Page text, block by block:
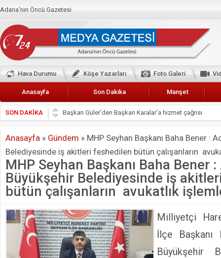
Adana'nın Öncü Gazetesi
Hava Durumu Köşe Yazarları Foto Galeri
Anasayfa Son Dakika Manşet
SON DAKİKA
Başkan Güler’den Başkan Karalar’a hizmet çağrısı
Lokantacılar ve Kebapçılar Esnaf Odası Başkanı Şefik
Hak-İş Abdurrahman Yücel
HDP İL BİNASININ ÖNÜNDE ANNELER TARİH
CEYHAN TİCARET ODASI
Hainler emellerine asla erişemeyecekler
BÖLGEMİZ ÇUKUROVA’DA 2019 YILI PAMUK
İyi Parti Yüreğir İlçe Başkanı Enis Akyürek
Kimyasallardan Koruma Derneği Başkanı Cennet Çelik
Anasayfa » Gündem » MHP Seyhan Başkanı Baha Bener :
Belediyesinde iş akitleri feshedilen bütün çalışanların
MHP Seyhan Başkanı Baha Bener
Büyükşehir Belediyesinde iş
bütün çalışanların avukatlık
Milliyetçi
İlçe Başkanı
Büyükşehir